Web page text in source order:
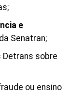
e
Senatran;
Detrans sobre
ou ensino